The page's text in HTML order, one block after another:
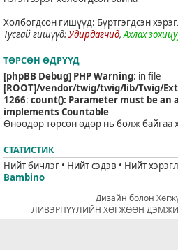
Холбогдсон гишүүд: Бүртгэгдсэн
Тусгай гишүүд:Удирдагчид,Ахлах
ТӨРСӨН ӨДРҮҮД
[phpBB Debug] PHP Warning: in file
[ROOT]/vendor/twig/twig/lib/Twig/
1266: count(): Parameter must be an
implements Countable
Өнөөдөр төрсөн өдөр нь болж байгаа
СТАТИСТИК
Нийт бичлэг • Нийт сэдэв • Нийт
Bambino
Дизайн болон
ЛИВЭРПҮҮЛИЙН ХӨГЖӨӨН